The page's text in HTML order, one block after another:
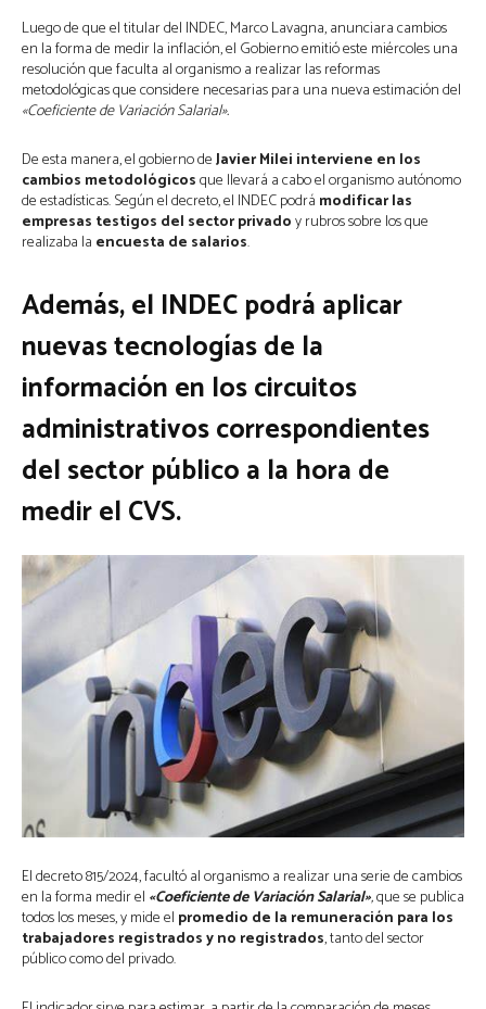
Luego de que el titular del INDEC, Marco Lavagna, anunciara cambios
en la forma de medir la inflación, el Gobierno emitió este miércoles una
resolución que faculta al organismo a realizar las reformas
metodológicas que considere necesarias para una nueva estimación del
«Coeficiente de Variación Salarial».
De esta manera, el gobierno deJavier Milei interviene en los
cambios metodológicosque llevará a cabo el organismo autónomo
de estadísticas. Según el decreto, el INDEC podrá modificar las
empresas testigos del sector privadoy rubros sobre los que
realizaba la encuesta de salarios.
Además, el INDEC podrá aplicar
nuevas tecnologías de la
informaciónen los circuitos
administrativos correspondientes
del sector público a la hora de
medir el CVS.
El decreto 815/2024, facultó al organismo a realizar una serie de cambios
en la forma medir el «Coeficiente de Variación Salarial»,que se publica
todos los meses, y mide el promedio de la remuneración para los
trabajadores registradosy no registrados, tanto del sector
público como del privado.